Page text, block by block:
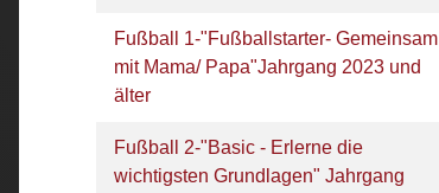
Fußball 1-"Fußballstarter- Gemeinsam
mit Mama/ Papa"Jahrgang 2023 und
älter
Fußball 2-"Basic - Erlerne die
wichtigsten Grundlagen" Jahrgang